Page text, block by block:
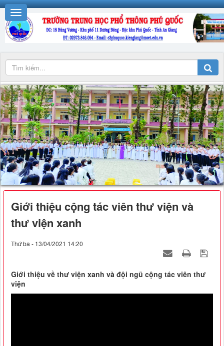
Giới thiệu cộng tác viên thư viện và
thư viện xanh
Thứ ba - 13/04/2021 14:20
Giới thiệu về thư viện xanh và đội ngũ cộng tác viên thư
viện